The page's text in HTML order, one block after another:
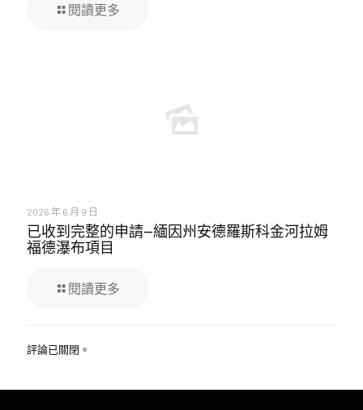
閱讀更多
2026 年 6 月 9 日
已收到完整的申請—緬因州安德羅斯科金河拉姆
福德瀑布項目
閱讀更多
評論已關閉。